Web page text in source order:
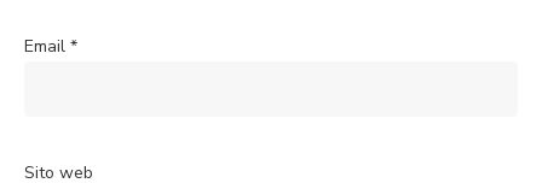
Email *
Sito web